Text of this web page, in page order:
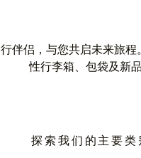
伴侣，与您共启未来旅
性行李箱、包袋及新品
探索我们的主要类